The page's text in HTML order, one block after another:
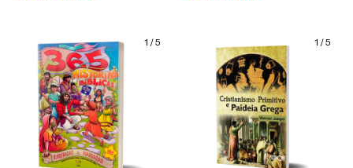
1 /5 1 /5